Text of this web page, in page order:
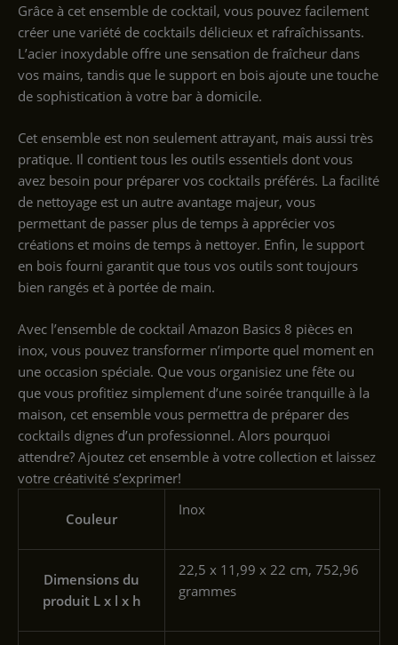
Grâce à cet ensemble de cocktail, vous pouvez facilement
créer une variété de cocktails délicieux et rafraîchissants.
L’acier inoxydable offre une sensation de fraîcheur dans
vos mains, tandis que le support en bois ajoute une touche
de sophistication à votre bar à domicile.
Cet ensemble est non seulement attrayant, mais aussi très
pratique. Il contient tous les outils essentiels dont vous
avez besoin pour préparer vos cocktails préférés. La facilité
de nettoyage est un autre avantage majeur, vous
permettant de passer plus de temps à apprécier vos
créations et moins de temps à nettoyer. Enfin, le support
en bois fourni garantit que tous vos outils sont toujours
bien rangés et à portée de main.
Avec l’ensemble de cocktail Amazon Basics 8 pièces en
inox, vous pouvez transformer n’importe quel moment en
une occasion spéciale. Que vous organisiez une fête ou
que vous profitiez simplement d’une soirée tranquille à la
maison, cet ensemble vous permettra de préparer des
cocktails dignes d’un professionnel. Alors pourquoi
attendre? Ajoutez cet ensemble à votre collection et laissez
votre créativité s’exprimer!
Couleur
‎Inox
Dimensions du
produit L x l x h
‎22,5 x 11,99 x 22 cm, 752,96
grammes